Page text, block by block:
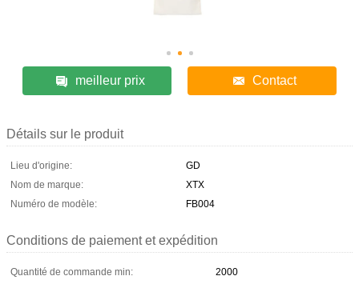
meilleur prix Contact
Détails sur le produit
Lieu d'origine:
GD
Nom de marque:
XTX
Numéro de modèle:
FB004
Conditions de paiement et expédition
Quantité de commande min:
2000